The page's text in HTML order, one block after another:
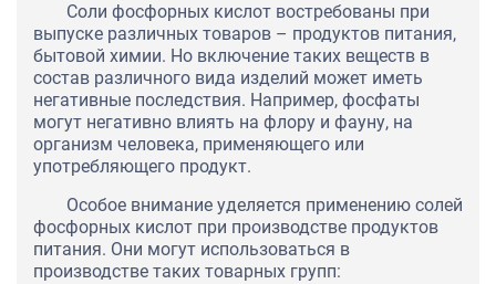
Соли фосфорных кислот востребованы при
выпуске различных товаров – продуктов питания,
бытовой химии. Но включение таких веществ в
состав различного вида изделий может иметь
негативные последствия. Например, фосфаты
могут негативно влиять на флору и фауну, на
организм человека, применяющего или
употребляющего продукт.
Особое внимание уделяется применению солей
фосфорных кислот при производстве продуктов
питания. Они могут использоваться в
производстве таких товарных групп: